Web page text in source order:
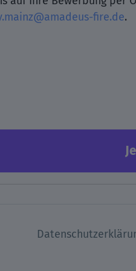
fire.de.